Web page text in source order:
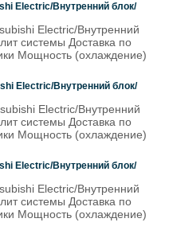
Electric/Внутренний блок/
Electric/Внутренний
системы Доставка по
Мощность (охлаждение)
Electric/Внутренний блок/
Electric/Внутренний
системы Доставка по
Мощность (охлаждение)
Electric/Внутренний блок/
Electric/Внутренний
системы Доставка по
Мощность (охлаждение)